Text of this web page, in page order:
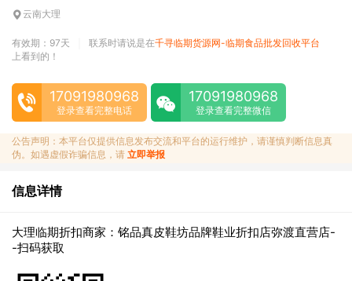
云南大理
有效期：97天 联系时请说是在千寻临期货源网-临期食品批发回收平台
上看到的！
17091980968
登录查看完整电话
17091980968
登录查看完整微信
公告声明：本平台仅提供信息发布交流和平台的运行维护，请谨慎判断信息真
伪。如遇虚假诈骗信息，请 立即举报
信息详情
大理临期折扣商家：铭品真皮鞋坊品牌鞋业折扣店弥渡直营店-
-扫码获取